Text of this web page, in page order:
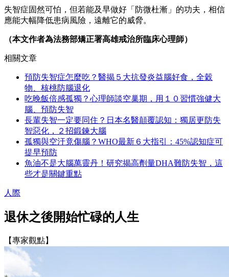
失智症固然可怕，但若能及早做好「防微杜漸」的功夫，相信
應能大幅降低患病風險，遠離它的威脅。
（本文作者為法務部矯正署高雄戒治所臨床心理師）
相關文章
預防失智症怎麼吃？醫揭５大抗發炎益腦好食，全穀
物、核桃防腦退化
吃晚飯倍感孤獨？心理師談空巢期，用１０習慣強健大
腦、預防失智
長輩失智一定要同住？日本名醫顛覆認知：獨居更防失
智惡化，２招鍛鍊大腦
孤獨與空汙竟傷腦？WHO最新６大指引：45%認知症可
提早預防
魚油不是大腦萬靈丹！研究揭高劑量DHA難防失智，這
些才是關鍵重點
人際
退休之後開始忙碌的人生
【專家觀點】